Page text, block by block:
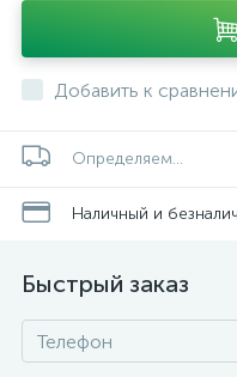
Добавить к
Определяем...
Наличный и
Быстрый заказ